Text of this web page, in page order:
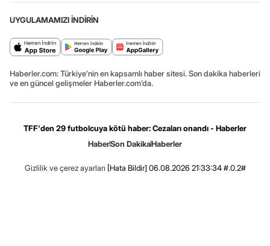
UYGULAMAMIZI İNDİRİN
Haberler.com: Türkiye’nin en kapsamlı haber sitesi. Son dakika haberleri
ve en güncel gelişmeler Haberler.com’da.
TFF'den 29 futbolcuya kötü haber: Cezaları onandı - Haberler
HaberSon DakikaHaberler
Gizlilik ve çerez ayarları [Hata Bildir] 06.08.2026 21:33:34 #.0.2#